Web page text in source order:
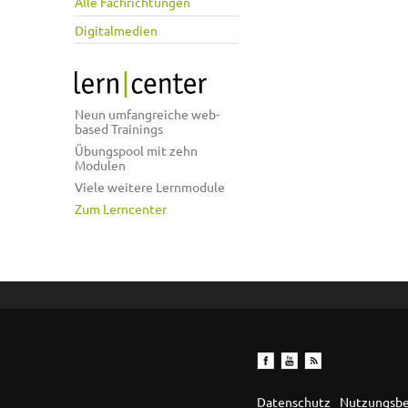
Digitalmedien
Neun umfangreiche web-
based Trainings
Übungspool mit zehn
Modulen
Viele weitere Lernmodule
Zum Lerncenter
Datenschutz